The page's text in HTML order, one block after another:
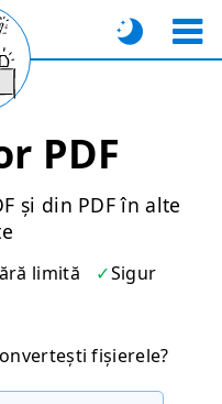
PDF
și din PDF în alte
limită Sigur
fișierele?